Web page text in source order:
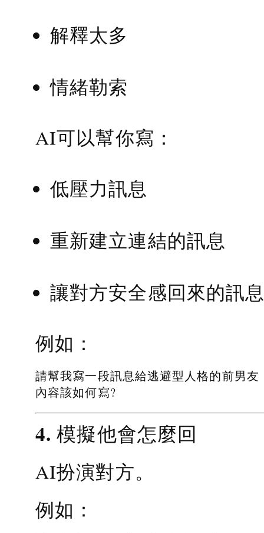
解釋太多
情緒勒索
AI可以幫你寫：
低壓力訊息
重新建立連結的訊息
讓對方安全感回來的訊
例如：
請幫我寫一段訊息給逃避型人格的前男友
內容該如何寫?
4. 模擬他會怎麼回
AI扮演對方。
例如：